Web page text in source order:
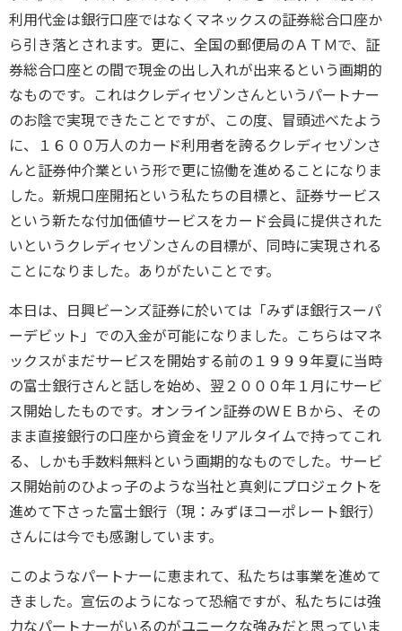
利用代金は銀行口座ではなくマネックスの証券総合口座か
ら引き落とされます。更に、全国の郵便局のＡＴＭで、証
券総合口座との間で現金の出し入れが出来るという画期的
なものです。これはクレディセゾンさんというパートナー
のお陰で実現できたことですが、この度、冒頭述べたよう
に、１６００万人のカード利用者を誇るクレディセゾンさ
んと証券仲介業という形で更に協働を進めることになりま
した。新規口座開拓という私たちの目標と、証券サービス
という新たな付加価値サービスをカード会員に提供された
いというクレディセゾンさんの目標が、同時に実現される
ことになりました。ありがたいことです。
本日は、日興ビーンズ証券に於いては「みずほ銀行スーパ
ーデビット」での入金が可能になりました。こちらはマネ
ックスがまだサービスを開始する前の１９９９年夏に当時
の富士銀行さんと話しを始め、翌２０００年１月にサービ
ス開始したものです。オンライン証券のＷＥＢから、その
まま直接銀行の口座から資金をリアルタイムで持ってこれ
る、しかも手数料無料という画期的なものでした。サービ
ス開始前のひよっ子のような当社と真剣にプロジェクトを
進めて下さった富士銀行（現：みずほコーポレート銀行）
さんには今でも感謝しています。
このようなパートナーに恵まれて、私たちは事業を進めて
きました。宣伝のようになって恐縮ですが、私たちには強
力なパートナーがいるのがユニークな強みだと思っていま